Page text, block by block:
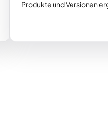
Produkte und Versionen